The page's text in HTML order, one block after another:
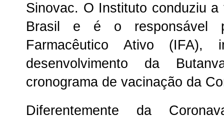
Sinovac. O Instituto conduziu
Brasil e é o responsável
Farmacêutico Ativo (IFA),
desenvolvimento da
cronograma de vacinação da
Diferentemente da